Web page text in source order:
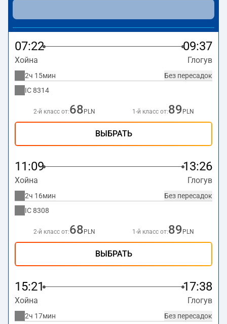
более долгое время в пути. Поезд заканчивает маршрут
на станции Głogów.
07:22 09:37
Хойна Глогув
Без пересадок
2ч 15мин
IC8314
2-й класс от:68 PLN 1-й класс от:89 PLN
ВЫБРАТЬ
11:09 13:26
Хойна Глогув
Без пересадок
2ч 16мин
IC8308
2-й класс от:68 PLN 1-й класс от:89 PLN
ВЫБРАТЬ
15:21 17:38
Хойна Глогув
Без пересадок
2ч 17мин